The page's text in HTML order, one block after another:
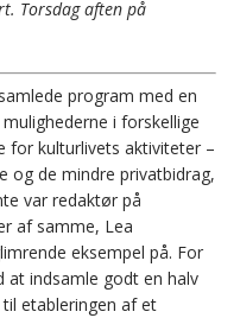
Torsdag aften på
program med en
i forskellige
for kulturlivets aktiviteter –
og de mindre privatbidrag,
var redaktør på
af samme, Lea
eksempel på. For
at indsamle godt en halv
etableringen af et